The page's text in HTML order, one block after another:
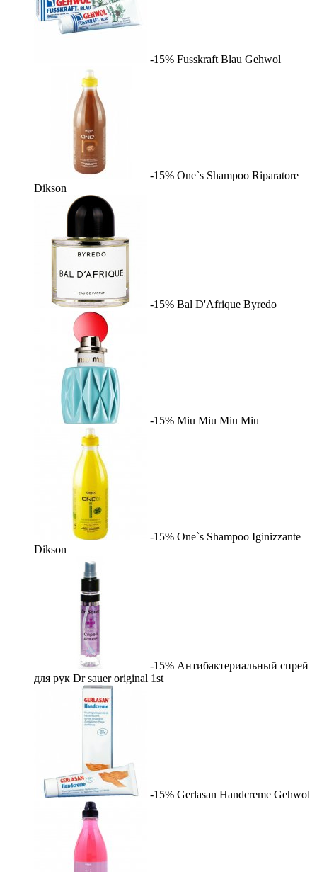
-15% Fusskraft Blau Gehwol
-15% One`s Shampoo Riparatore
Dikson
-15% Bal D'Afrique Byredo
-15% Miu Miu Miu Miu
-15% One`s Shampoo Iginizzante
Dikson
-15% Антибактериальный спрей
для рук Dr sauer original 1st
-15% Gerlasan Handcreme Gehwol